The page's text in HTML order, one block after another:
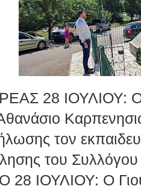
28 ΙΟΥΛΙΟΥ:
τον
του
ΙΟΥΛΙΟΥ: Ο